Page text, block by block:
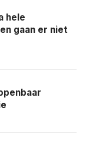
hele
gaan er niet